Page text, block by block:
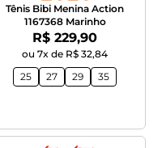
Tênis Bibi Menina Action
1167368 Marinho
Por:
R$ 229,90
ou 7x de R$ 32,84
25
27 29 35